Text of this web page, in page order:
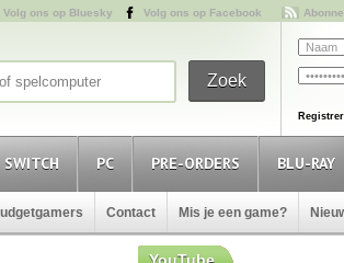
Volg ons op Bluesky Volg ons op Facebook
SWITCH PC PRE-ORDERS BLU-RAY
Contact Mis je een game?